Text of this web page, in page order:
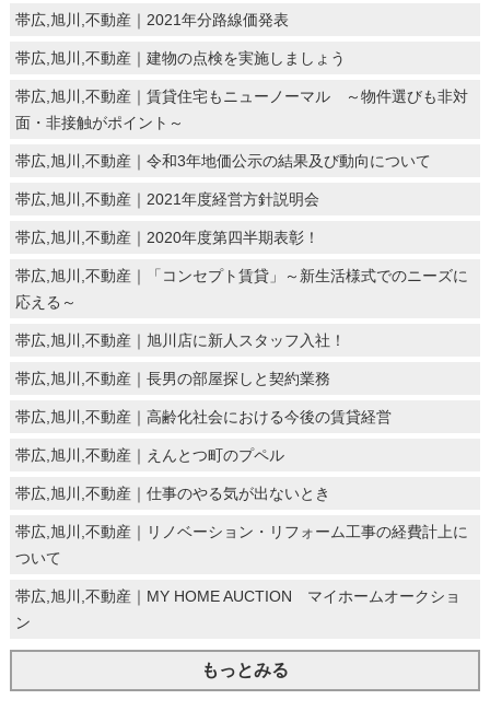
帯広,旭川,不動産｜2021年分路線価発表
帯広,旭川,不動産｜建物の点検を実施しましょう
帯広,旭川,不動産｜賃貸住宅もニューノーマル ～物件選びも非対
面・非接触がポイント～
帯広,旭川,不動産｜令和3年地価公示の結果及び動向について
帯広,旭川,不動産｜2021年度経営方針説明会
帯広,旭川,不動産｜2020年度第四半期表彰！
帯広,旭川,不動産｜「コンセプト賃貸」～新生活様式でのニーズに
応える～
帯広,旭川,不動産｜旭川店に新人スタッフ入社！
帯広,旭川,不動産｜長男の部屋探しと契約業務
帯広,旭川,不動産｜高齢化社会における今後の賃貸経営
帯広,旭川,不動産｜えんとつ町のプペル
帯広,旭川,不動産｜仕事のやる気が出ないとき
帯広,旭川,不動産｜リノベーション・リフォーム工事の経費計上に
ついて
帯広,旭川,不動産｜MY HOME AUCTION マイホームオークショ
ン
もっとみる